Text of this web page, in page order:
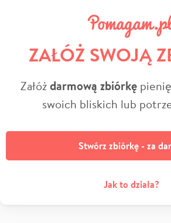
ZAŁÓŻ SWOJĄ
Załóżdarmową zbiórkę
swoich bliskich lub
Stwórz zbiórkę - za
Jak to działa?